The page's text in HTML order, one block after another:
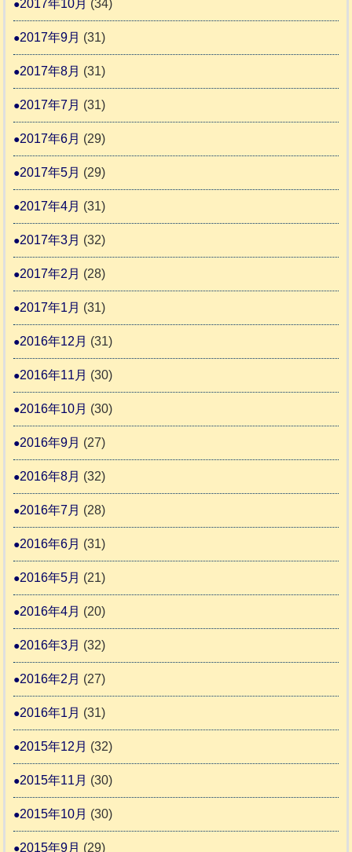
2017年10月 (34)
2017年9月 (31)
2017年8月 (31)
2017年7月 (31)
2017年6月 (29)
2017年5月 (29)
2017年4月 (31)
2017年3月 (32)
2017年2月 (28)
2017年1月 (31)
2016年12月 (31)
2016年11月 (30)
2016年10月 (30)
2016年9月 (27)
2016年8月 (32)
2016年7月 (28)
2016年6月 (31)
2016年5月 (21)
2016年4月 (20)
2016年3月 (32)
2016年2月 (27)
2016年1月 (31)
2015年12月 (32)
2015年11月 (30)
2015年10月 (30)
2015年9月 (29)